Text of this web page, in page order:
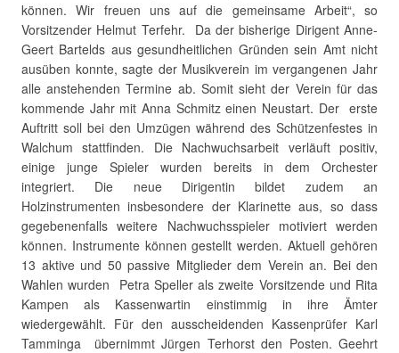
können. Wir freuen uns auf die gemeinsame Arbeit“, so
Vorsitzender Helmut Terfehr. Da der bisherige Dirigent Anne-
Geert Bartelds aus gesundheitlichen Gründen sein Amt nicht
ausüben konnte, sagte der Musikverein im vergangenen Jahr
alle anstehenden Termine ab. Somit sieht der Verein für das
kommende Jahr mit Anna Schmitz einen Neustart. Der erste
Auftritt soll bei den Umzügen während des Schützenfestes in
Walchum stattfinden. Die Nachwuchsarbeit verläuft positiv,
einige junge Spieler wurden bereits in dem Orchester
integriert. Die neue Dirigentin bildet zudem an
Holzinstrumenten insbesondere der Klarinette aus, so dass
gegebenenfalls weitere Nachwuchsspieler motiviert werden
können. Instrumente können gestellt werden. Aktuell gehören
13 aktive und 50 passive Mitglieder dem Verein an. Bei den
Wahlen wurden Petra Speller als zweite Vorsitzende und Rita
Kampen als Kassenwartin einstimmig in ihre Ämter
wiedergewählt. Für den ausscheidenden Kassenprüfer Karl
Tamminga übernimmt Jürgen Terhorst den Posten. Geehrt